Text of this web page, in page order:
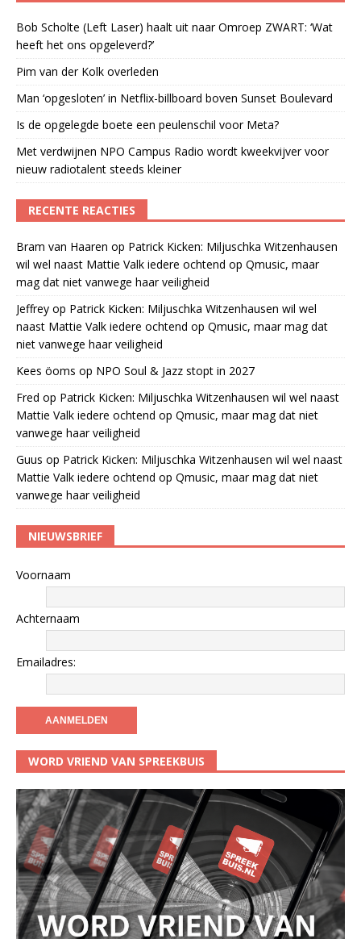
Bob Scholte (Left Laser) haalt uit naar Omroep ZWART: ‘Wat
heeft het ons opgeleverd?’
Pim van der Kolk overleden
Man ‘opgesloten’ in Netflix-billboard boven Sunset Boulevard
Is de opgelegde boete een peulenschil voor Meta?
Met verdwijnen NPO Campus Radio wordt kweekvijver voor
nieuw radiotalent steeds kleiner
RECENTE REACTIES
Bram van Haaren op Patrick Kicken: Miljuschka Witzenhausen
wil wel naast Mattie Valk iedere ochtend op Qmusic, maar
mag dat niet vanwege haar veiligheid
Jeffrey op Patrick Kicken: Miljuschka Witzenhausen wil wel
naast Mattie Valk iedere ochtend op Qmusic, maar mag dat
niet vanwege haar veiligheid
Kees öoms op NPO Soul & Jazz stopt in 2027
Fred op Patrick Kicken: Miljuschka Witzenhausen wil wel naast
Mattie Valk iedere ochtend op Qmusic, maar mag dat niet
vanwege haar veiligheid
Guus op Patrick Kicken: Miljuschka Witzenhausen wil wel naast
Mattie Valk iedere ochtend op Qmusic, maar mag dat niet
vanwege haar veiligheid
NIEUWSBRIEF
Voornaam
Achternaam
Emailadres:
WORD VRIEND VAN SPREEKBUIS